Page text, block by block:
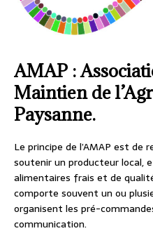
AMAP :
Maintien de
Paysanne.
Le principe de l’AMAP est de
soutenir un producteur local,
alimentaires frais et de
comporte souvent un ou
organisent les pré-
communication.